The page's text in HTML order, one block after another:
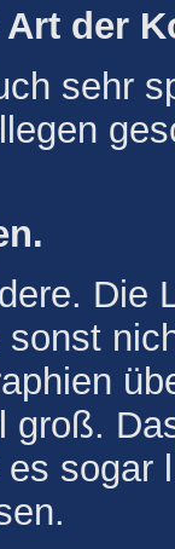
der
sehr
Die
groß.
sogar